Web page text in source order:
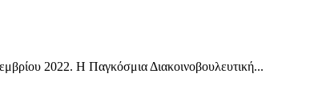
2022. Η Παγκόσμια Διακοινοβουλευτική...